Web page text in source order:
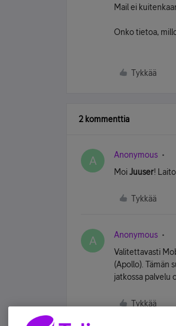
Mail ei
Onko tietoa,
Tykkää
2 kommenttia
A Anonymous
MoiJuuser!
Tykkää
A Anonymous
Valitettavasti
(Apollo). Tämän
jatkossa palvelu
Tykkää